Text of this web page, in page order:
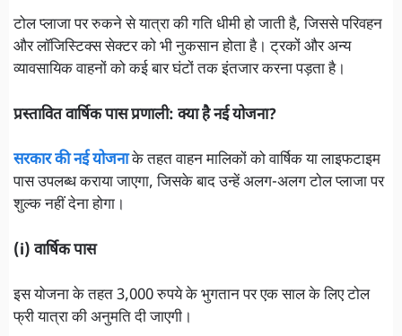
टोल प्लाजा पर रुकने से यात्रा की गति धीमी हो जाती है, जिससे परिवहन
और लॉजिस्टिक्स सेक्टर को भी नुकसान होता है। ट्रकों और अन्य
व्यावसायिक वाहनों को कई बार घंटों तक इंतजार करना पड़ता है।
प्रस्तावित वार्षिक पास प्रणाली: क्या है नई योजना?
सरकार की नई योजनाके तहत वाहन मालिकों को वार्षिक या लाइफटाइम
पास उपलब्ध कराया जाएगा, जिसके बाद उन्हें अलग-अलग टोल प्लाजा पर
शुल्क नहीं देना होगा।
(i) वार्षिक पास
इस योजना के तहत 3,000 रुपये के भुगतान पर एक साल के लिए टोल
फ्री यात्रा की अनुमति दी जाएगी।